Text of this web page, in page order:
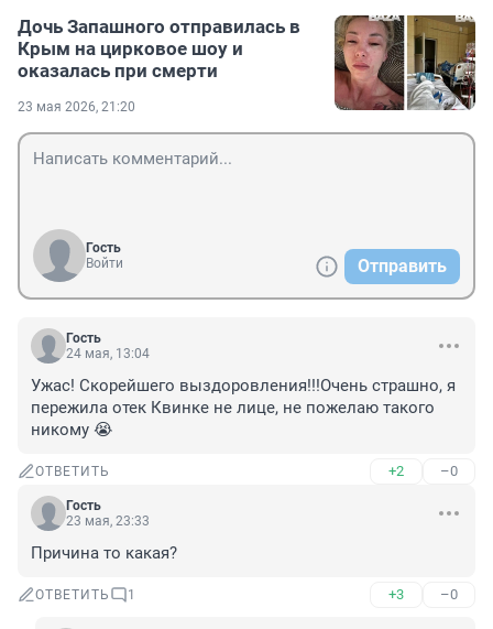
Дочь Запашного отправилась в
Крым на цирковое шоу и
оказалась при смерти
23 мая 2026, 21:20
Гость
Войти
Отправить
Гость
24 мая, 13:04
Ужас! Скорейшего выздоровления!!!Очень страшно, я
пережила отек Квинке не лице, не пожелаю такого
никому 😭
ОТВЕТИТЬ +2 –0
Гость
23 мая, 23:33
Причина то какая?
ОТВЕТИТЬ 1 +3 –0